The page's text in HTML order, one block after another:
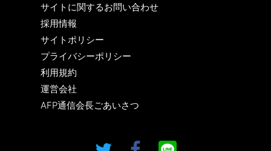
サイトに関するお問い合わせ
採用情報
サイトポリシー
プライバシーポリシー
利用規約
運営会社
AFP通信会長ごあいさつ